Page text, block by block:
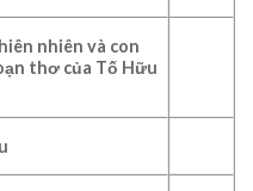
nhiên và con
thơ của Tố Hữu